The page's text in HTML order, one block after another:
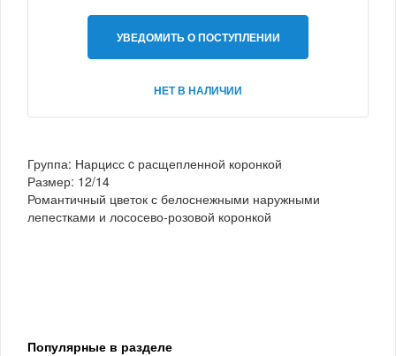
УВЕДОМИТЬ О ПОСТУПЛЕНИИ
НЕТ В НАЛИЧИИ
Группа: Нарцисс c расщепленной коронкой
Размер: 12/14
Романтичный цветок с белоснежными наружными
лепестками и лососево-розовой коронкой
Популярные в разделе